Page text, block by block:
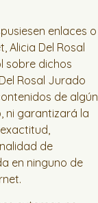
enlaces o
Alicia Del Rosal
sobre dichos
Rosal Jurado
de algún
ni garantizará la
de
en ninguno de